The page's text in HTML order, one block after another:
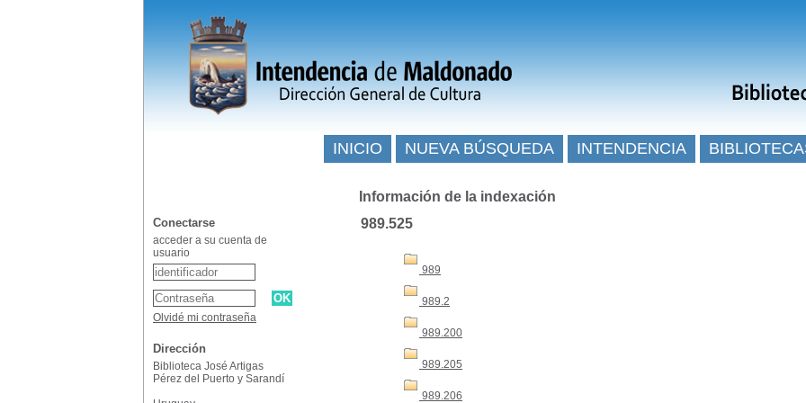
Información de la indexación
989.525
989
989.2
989.200
989.205
989.206
INICIO NUEVA BÚSQUEDA INTENDENCIA
Conectarse
acceder a su cuenta de
usuario
Olvidé mi contraseña
Dirección
Biblioteca José Artigas
Pérez del Puerto y Sarandí